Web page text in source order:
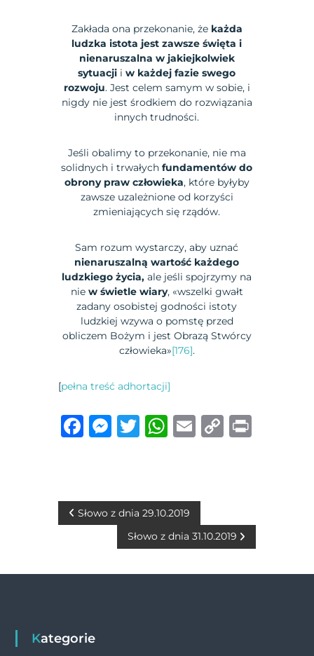
Zakłada ona przekonanie, że każda
ludzka istota jest zawsze święta i
nienaruszalna w jakiejkolwiek
sytuacji iw każdej fazie swego
rozwoju. Jest celem samym w sobie, i
nigdy nie jest środkiem do rozwiązania
innych trudności.
Jeśli obalimy to przekonanie, nie ma
solidnych i trwałychfundamentów do
obrony praw człowieka, które byłyby
zawsze uzależnione od korzyści
zmieniających się rządów.
Sam rozum wystarczy, aby uznać
nienaruszalną wartość każdego
ludzkiego życia, ale jeśli spojrzymy na
nie w świetle wiary, «wszelki gwałt
zadany osobistej godności istoty
ludzkiej wzywa o pomstę przed
obliczem Bożym i jest Obrazą Stwórcy
człowieka»[176].
[pełna treść adhortacji]
F
b
k
M
n
T
r
W
A
p
E
C
n
N
w
g
Słowo z dnia 29.10.2019
Słowo z dnia 31.10.2019
Kategorie